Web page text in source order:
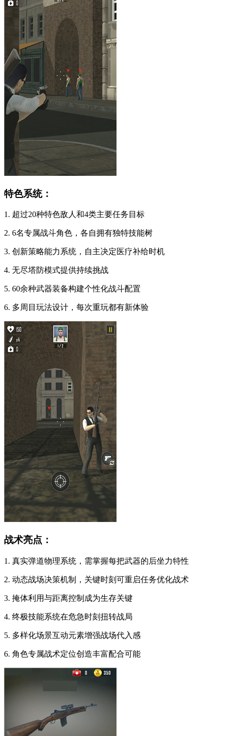
特色系统：
1. 超过20种特色敌人和4类主要任务目标
2. 6名专属战斗角色，各自拥有独特技能树
3. 创新策略能力系统，自主决定医疗补给时机
4. 无尽塔防模式提供持续挑战
5. 60余种武器装备构建个性化战斗配置
6. 多周目玩法设计，每次重玩都有新体验
战术亮点：
1. 真实弹道物理系统，需掌握每把武器的后坐力特性
2. 动态战场决策机制，关键时刻可重启任务优化战术
3. 掩体利用与距离控制成为生存关键
4. 终极技能系统在危急时刻扭转战局
5. 多样化场景互动元素增强战场代入感
6. 角色专属战术定位创造丰富配合可能